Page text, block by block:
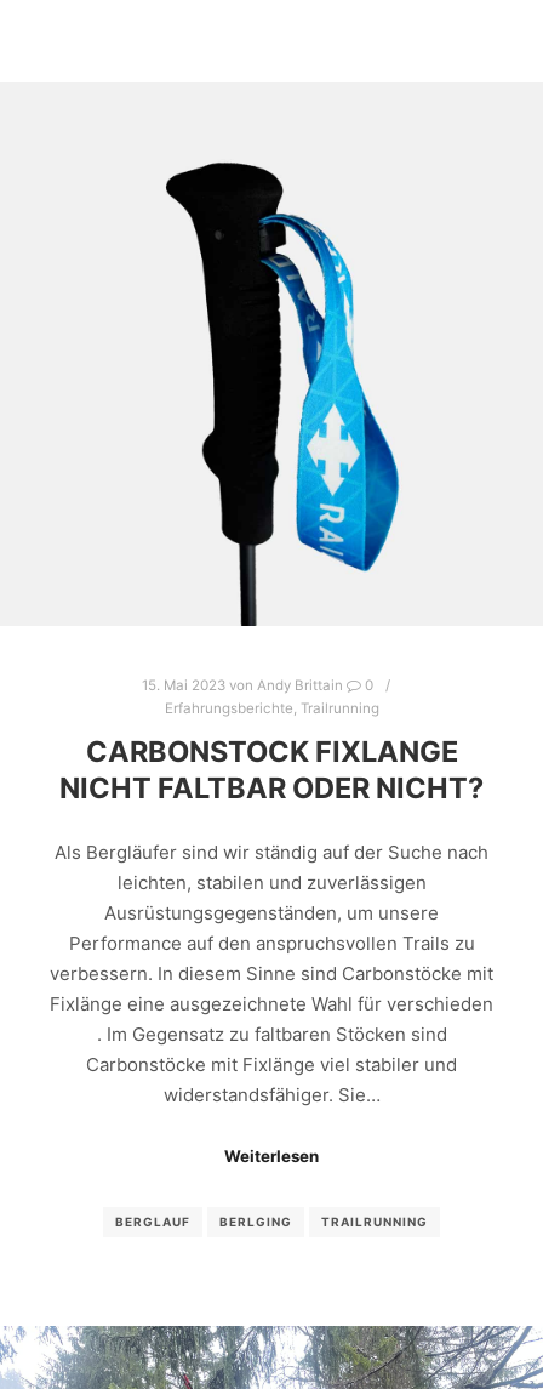
15. Mai 2023von Andy Brittain
0
Erfahrungsberichte Trailrunning
CARBONSTOCK FIXLANGE
NICHT FALTBAR ODER NICHT?
Als Bergläufer sind wir ständig auf der Suche nach
leichten, stabilen und zuverlässigen
Ausrüstungsgegenständen, um unsere
Performance auf den anspruchsvollen Trails zu
verbessern. In diesem Sinne sind Carbonstöcke mit
Fixlänge eine ausgezeichnete Wahl für verschieden
. Im Gegensatz zu faltbaren Stöcken sind
Carbonstöcke mit Fixlänge viel stabiler und
widerstandsfähiger. Sie…
Weiterlesen
BERGLAUF BERLGING TRAILRUNNING